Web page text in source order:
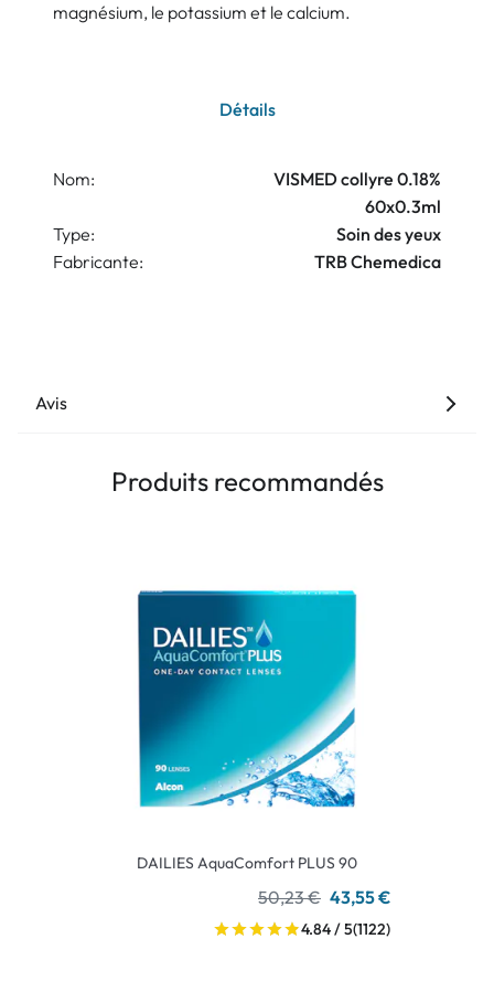
magnésium, le potassium et le calcium.
Détails
Nom:
VISMED collyre 0.18%
60x0.3ml
Type:
Soin des yeux
Fabricante:
TRB Chemedica
Avis
Produits recommandés
DAILIES AquaComfort PLUS 90
50,23 € 43,55 €
4.84 / 5(1122)